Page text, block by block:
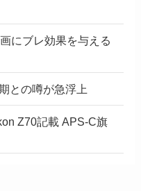
にブレ効果を与える
との噂が急浮上
Z70記載 APS-C旗